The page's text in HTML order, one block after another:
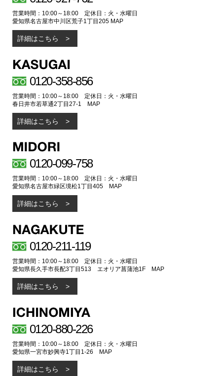
営業時間：10:00～18:00 定休日：火・水曜日
愛知県名古屋市中川区荒子1丁目205 MAP
詳細はこちら
0120-358-856
営業時間：10:00～18:00 定休日：火・水曜日
春日井市若草通2丁目27-1 MAP
詳細はこちら
0120-099-758
営業時間：10:00～18:00 定休日：火・水曜日
愛知県名古屋市緑区境松1丁目405
MAP
詳細はこちら
0120-211-119
営業時間：10:00～18:00 定休日：火・水曜日
愛知県長久手市長配3丁目513 エオリア菖蒲池1F
MAP
詳細はこちら
0120-880-226
営業時間：10:00～18:00 定休日：火・水曜日
愛知県一宮市妙興寺1丁目1-26
MAP
詳細はこちら